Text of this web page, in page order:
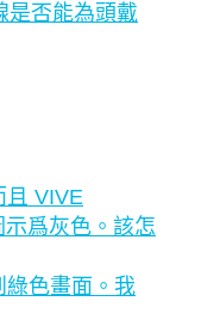
是否能為頭戴
且 VIVE
爲灰色。該怎
綠色畫面。我